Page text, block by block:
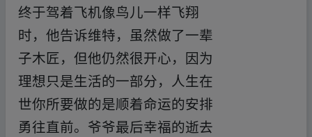
终于驾着飞机像鸟儿一样飞翔
时，他告诉维特，虽然做了一辈
子木匠，但他仍然很开心，因为
理想只是生活的一部分，人生在
世你所要做的是顺着命运的安排
勇往直前。爷爷最后幸福的逝去